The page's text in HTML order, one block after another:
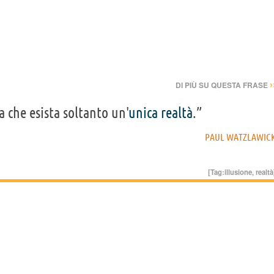
DI PIÙ SU QUESTA FRASE
che esista soltanto un'unica realtà.”
PAUL
[Tag:illusione,realtà